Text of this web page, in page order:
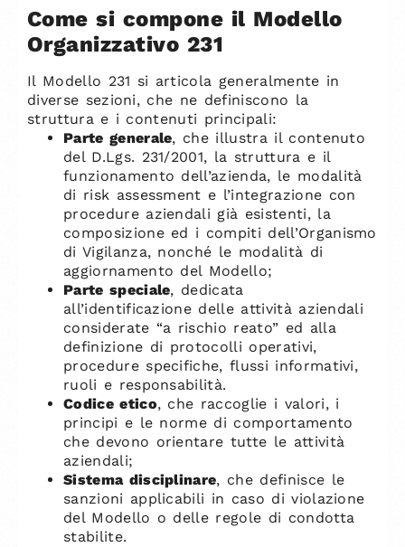
Come si compone il Modello
Organizzativo 231
Il Modello 231 si articola generalmente in
diverse sezioni, che ne definiscono la
struttura e i contenuti principali:
Parte generale, che illustra il contenuto
del D.Lgs. 231/2001, la struttura e il
funzionamento dell’azienda, le modalità
di risk assessment e l’integrazione con
procedure aziendali già esistenti, la
composizione ed i compiti dell’Organismo
di Vigilanza, nonché le modalità di
aggiornamento del Modello;
Parte speciale, dedicata
all’identificazione delle attività aziendali
considerate “a rischio reato” ed alla
definizione di protocolli operativi,
procedure specifiche, flussi informativi,
ruoli e responsabilità.
Codice etico, che raccoglie i valori, i
principi e le norme di comportamento
che devono orientare tutte le attività
aziendali;
Sistema disciplinare, che definisce le
sanzioni applicabili in caso di violazione
del Modello o delle regole di condotta
stabilite.